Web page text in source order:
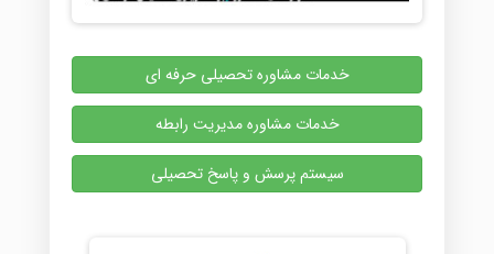
خدمات مشاوره تحصیلی حرفه ای
خدمات مشاوره مدیریت رابطه
سیستم پرسش و پاسخ تحصیلی